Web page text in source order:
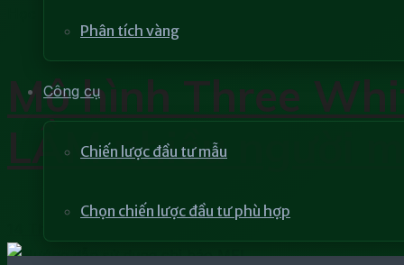
Phân tích vàng
Công cụ
Chiến lược đầu tư mẫu
Chọn chiến lược đầu tư phù hợp
Mô hình Three
LẦM nhiều người